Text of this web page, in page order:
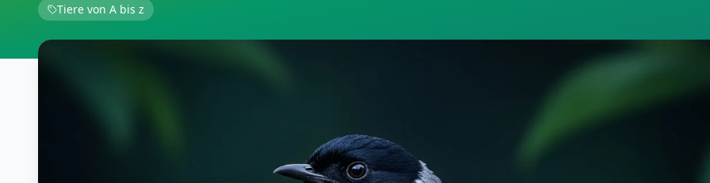
Tiere von A bis z